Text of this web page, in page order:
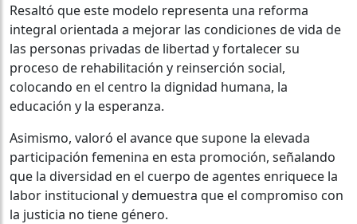
Resaltó que este modelo representa una reforma
integral orientada a mejorar las condiciones de vida de
las personas privadas de libertad y fortalecer su
proceso de rehabilitación y reinserción social,
colocando en el centro la dignidad humana, la
educación y la esperanza.
Asimismo, valoró el avance que supone la elevada
participación femenina en esta promoción, señalando
que la diversidad en el cuerpo de agentes enriquece la
labor institucional y demuestra que el compromiso con
la justicia no tiene género.